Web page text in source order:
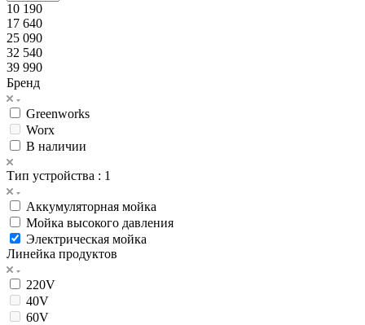
10 190
17 640
25 090
32 540
39 990
Бренд
Greenworks
Worx
В наличии
Тип устройства : 1
Аккумуляторная мойка
Мойка высокого давления
Электрическая мойка
Линейка продуктов
220V
40V
60V